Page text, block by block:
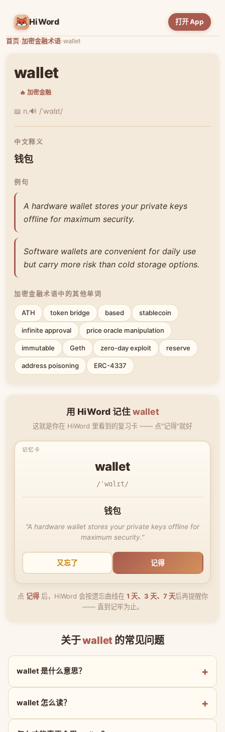
HiWord 打开 App
首页›加密金融术语›wallet
wallet
🔥 加密金融
📖 n.🔊 /ˈwɑlɪt/
中文释义
钱包
例句
A hardware wallet stores your private keys
offline for maximum security.
Software wallets are convenient for daily use
but carry more risk than cold storage options.
加密金融术语中的其他单词
ATH token bridge based stablecoin
infinite approval price oracle manipulation
immutable Geth zero-day exploit reserve
address poisoning ERC-4337
用 HiWord 记住wallet
这就是你在 HiWord 里看到的复习卡 —— 点"记得"就好
wallet
/ˈwɑlɪt/
钱包
"A hardware wallet stores your private keys offline for
maximum security."
又忘了 记得
点 记得后，HiWord 会按遗忘曲线在 1 天、3 天、7 天后再提醒你
—— 直到记牢为止。
关于wallet 的常见问题
wallet 是什么意思？
wallet 怎么读？